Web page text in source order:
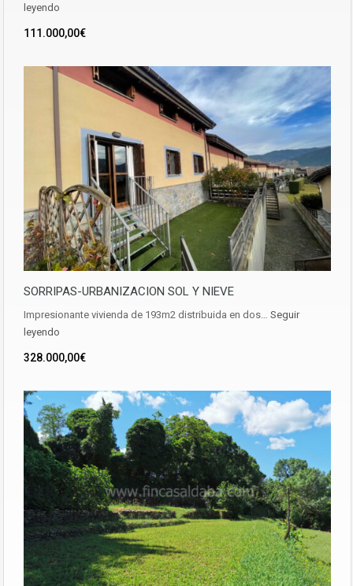
leyendo
111.000,00€
SORRIPAS-URBANIZACION SOL Y NIEVE
Impresionante vivienda de 193m2 distribuida en dos… Seguir
leyendo
328.000,00€